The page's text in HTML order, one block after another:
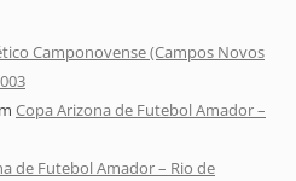
Camponovense (Campos Novos
Copa Arizona de Futebol Amador –
de Futebol Amador – Rio de